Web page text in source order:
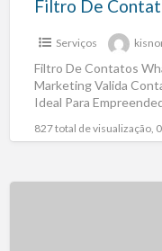
Serviços
Filtro De Contatos
Marketing Valida
Ideal Para
827 total de visualização,